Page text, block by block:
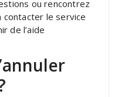
ou rencontrez
contacter le service
de l’aide